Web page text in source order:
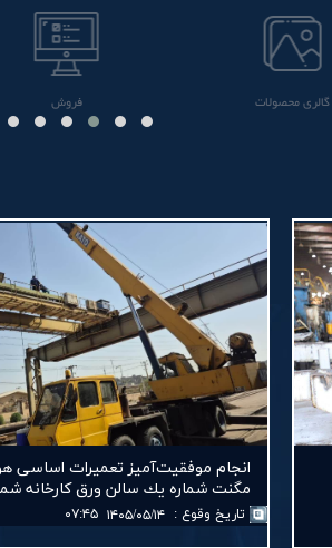
گالری محصولات فروش
انجام موفقیت‌آمیز تعمیرات اساسی
مگنت شماره یك سالن ورق كارخانه
تاريخ وقوع : ۱۴۰۵/۰۵/۱۴ ۰۷:۴۵